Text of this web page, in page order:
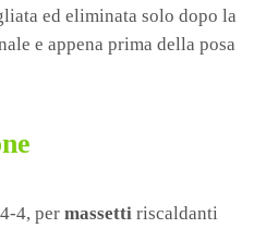
ed eliminata solo dopo la
e appena prima della posa
4, per massetti riscaldanti